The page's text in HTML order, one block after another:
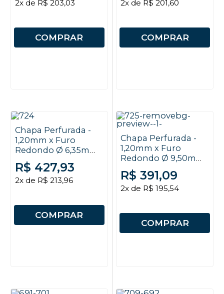
2x de R$ 203,03
COMPRAR
2x de R$ 201,60
COMPRAR
Chapa Perfurada -
1,20mm x Furo
Redondo Ø 6,35mm
x EC 11mm x 2x1m
R$ 427,93
2x de R$ 213,96
COMPRAR
Chapa Perfurada -
1,20mm x Furo
Redondo Ø 9,50mm
x EC 12mm x 2x1m
R$ 391,09
2x de R$ 195,54
COMPRAR